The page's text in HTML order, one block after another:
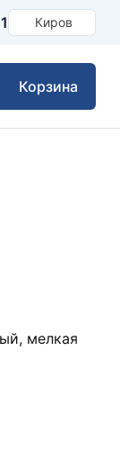
Киров
Корзина
мелкая